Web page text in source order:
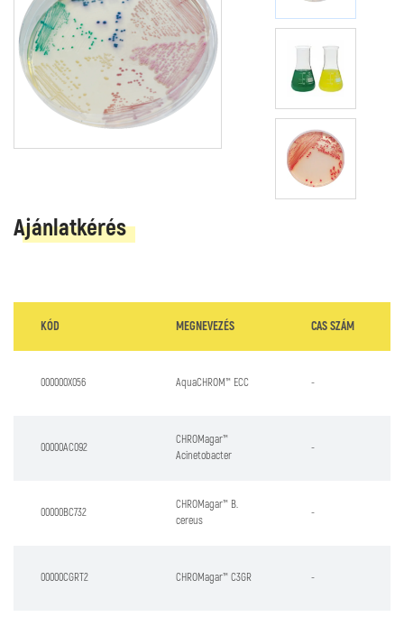
Ajánlatkérés
KÓD MEGNEVEZÉS CAS SZÁM
000000X056 AquaCHROM™ ECC -
00000AC092
CHROMagar™
Acinetobacter
-
00000BC732
CHROMagar™ B.
cereus
-
00000CGRT2 CHROMagar™ C3GR -